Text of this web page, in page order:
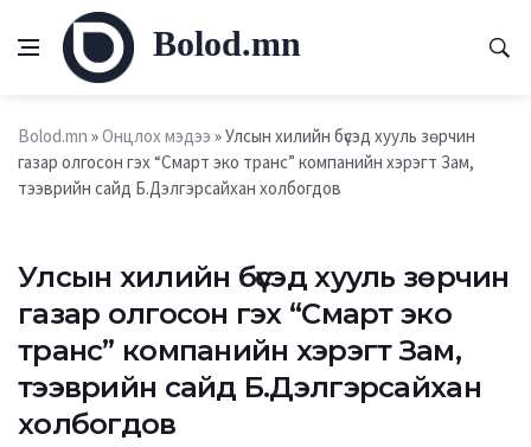
Bolod.mn
Bolod.mn »Онцлох мэдээ » Улсын хилийн бүсэд хууль зөрчин
газар олгосон гэх “Смарт эко транс” компанийн хэрэгт Зам,
тээврийн сайд Б.Дэлгэрсайхан холбогдов
Улсын хилийн бүсэд хууль зөрчин
газар олгосон гэх “Смарт эко
транс” компанийн хэрэгт Зам,
тээврийн сайд Б.Дэлгэрсайхан
холбогдов